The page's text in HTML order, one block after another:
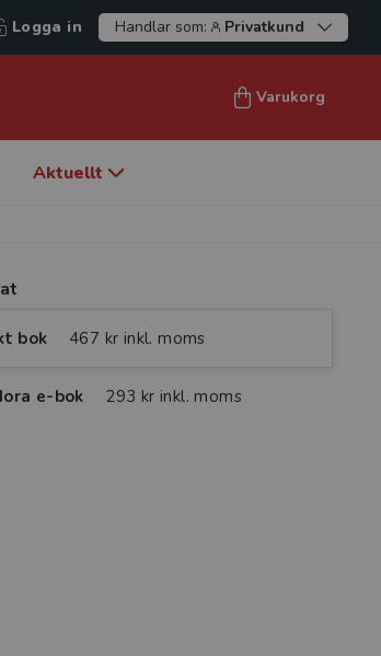
Logga in Handlar som: Privatkund
Varukorg
Aktuellt
bok 467 kr inkl. moms
e-bok 293 kr inkl. moms